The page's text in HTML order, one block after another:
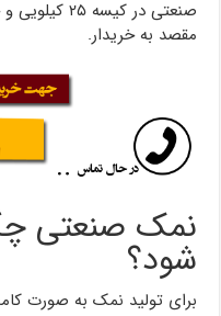
صنعتی در
مقصد به خریدار.
نمک صنعتی
شود؟
برای تولید نمک به صورت